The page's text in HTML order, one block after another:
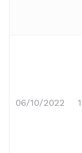
06/10/2022